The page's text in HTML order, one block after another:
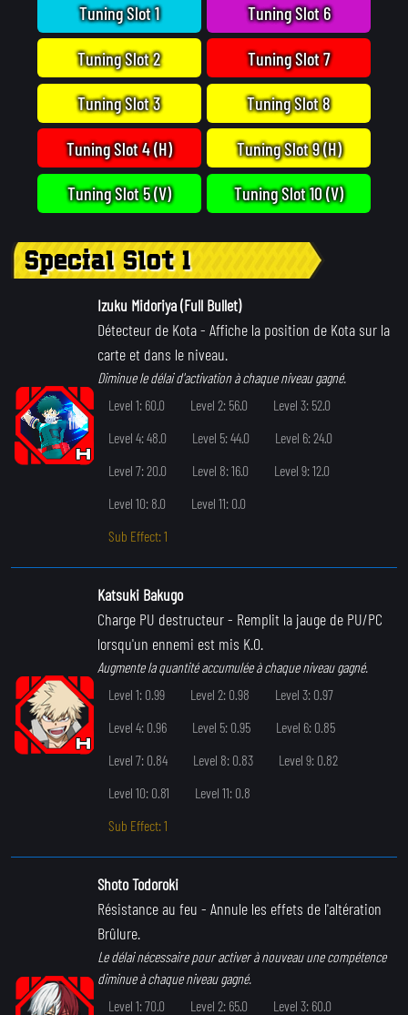
Tuning Slot 1
Tuning Slot 2
Tuning Slot 3
Tuning Slot 4 (H)
Tuning Slot 5 (V)
Tuning Slot 6
Tuning Slot 7
Tuning Slot 8
Tuning Slot 9 (H)
Tuning Slot 10 (V)
Special Slot 1
Izuku Midoriya (Full Bullet)
Détecteur de Kota- Affiche la position de Kota sur la
carte et dans le niveau.
Diminue le délai d'activation à chaque niveau gagné.
Level 1: 60.0
Level 2: 56.0
Level 3: 52.0
Level 4: 48.0
Level 5: 44.0
Level 6: 24.0
Level 7: 20.0
Level 8: 16.0
Level 9: 12.0
Level 10: 8.0
Level 11: 0.0
Sub Effect: 1
Katsuki Bakugo
Charge PU destructeur- Remplit la jauge de PU/PC
lorsqu'un ennemi est mis K.O.
Augmente la quantité accumulée à chaque niveau gagné.
Level 1: 0.99
Level 2: 0.98
Level 3: 0.97
Level 4: 0.96
Level 5: 0.95
Level 6: 0.85
Level 7: 0.84
Level 8: 0.83
Level 9: 0.82
Level 10: 0.81
Level 11: 0.8
Sub Effect: 1
Shoto Todoroki
Résistance au feu - Annule les effets de l'altération
Brûlure.
Le délai nécessaire pour activer à nouveau une compétence
diminue à chaque niveau gagné.
Level 1: 70.0
Level 2: 65.0
Level 3: 60.0